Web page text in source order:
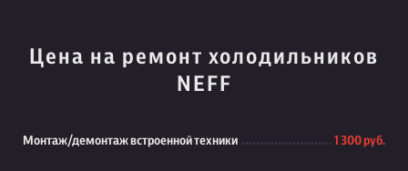
Цена на ремонт холодильников
NEFF
Монтаж/демонтаж встроенной техники 1 300 руб.